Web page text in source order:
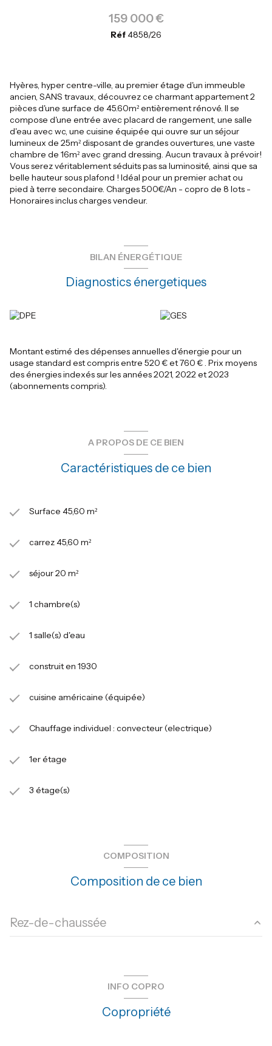
159 000 €
Réf4858/26
Hyères, hyper centre-ville, au premier étage d'un immeuble
ancien, SANS travaux, découvrez ce charmant appartement 2
pièces d'une surface de 45.60m² entièrement rénové. Il se
compose d'une entrée avec placard de rangement, une salle
d'eau avec wc, une cuisine équipée qui ouvre sur un séjour
lumineux de 25m² disposant de grandes ouvertures, une vaste
chambre de 16m² avec grand dressing. Aucun travaux à prévoir!
Vous serez véritablement séduits pas sa luminosité, ainsi que sa
belle hauteur sous plafond ! Idéal pour un premier achat ou
pied à terre secondaire. Charges 500€/An - copro de 8 lots -
Honoraires inclus charges vendeur.
BILAN ÉNERGÉTIQUE
Diagnostics énergetiques
Montant estimé des dépenses annuelles d'énergie pour un
usage standard est compris entre 520 € et 760 € . Prix moyens
des énergies indexés sur les années 2021, 2022 et 2023
(abonnements compris).
A PROPOS DE CE BIEN
Caractéristiques de ce bien
Surface 45,60 m²
carrez 45,60 m²
séjour 20 m²
1 chambre(s)
1 salle(s) d'eau
construit en 1930
cuisine américaine (équipée)
Chauffage individuel : convecteur (electrique)
1er étage
3 étage(s)
COMPOSITION
Composition de ce bien
Rez-de-chaussée
INFO COPRO
Copropriété